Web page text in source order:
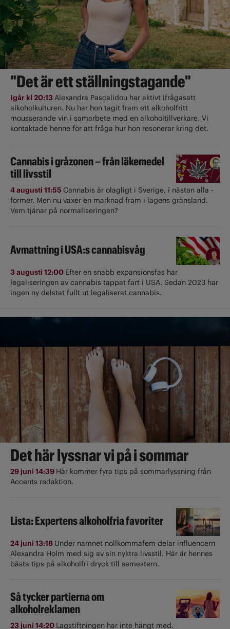
"Det är ett ställningstagande"
Igår kl 20:13Alexandra Pascalidou har aktivt ifrågasatt
alkoholkulturen. Nu har hon tagit fram ett alkoholfritt
mousserande vin i samarbete med en alkoholtillverkare. Vi
kontaktade henne för att fråga hur hon resonerar kring det.
Cannabis i gråzonen – från läkemedel
till livsstil
4 augusti 11:55 Cannabis är olagligt i ­Sverige, i nästan alla ­
former. Men nu växer en marknad fram i lagens gränsland.
Vem tjänar på normaliseringen?
Avmattning i USA:s cannabisvåg
3 augusti 12:00 Efter en snabb expansionsfas har
legaliseringen av cannabis tappat fart i USA. Sedan 2023 har
ingen ny delstat fullt ut ­legaliserat cannabis.
Det här lyssnar vi på i sommar
29 juni 14:39 Här kommer fyra tips på sommarlyssning från
Accents redaktion.
Lista: Expertens alkoholfria favoriter
24 juni 13:18 Under namnet nollkommafem delar influencern
Alexandra Holm med sig av sin nyktra livsstil. Här är hennes
bästa tips på alkoholfri dryck till semestern.
Så tycker partierna om
alkoholreklamen
23 juni 14:20 Lagstiftningen har inte hängt med.